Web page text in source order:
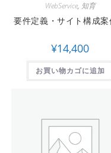
WebService, 知育
要件定義・サイト構成案
¥14,400
お買い物カゴに追加